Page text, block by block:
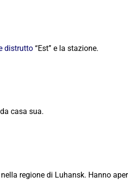
distrutto “Est” e la stazione.
casa sua.
regione di Luhansk. Hanno